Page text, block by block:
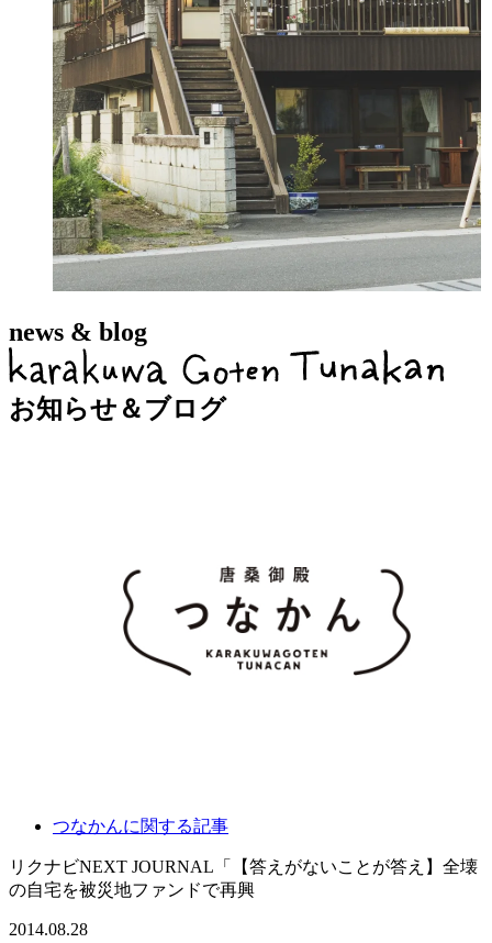
news & blog
お知らせ＆ブログ
つなかんに関する記事
リクナビNEXT JOURNAL「【答えがないことが答え】全壊
の自宅を被災地ファンドで再興
2014.08.28